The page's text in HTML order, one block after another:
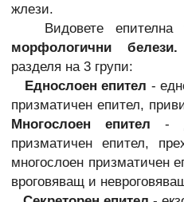
жлези.
Видовете епителна
морфологични
разделя на 3 групи:
Еднослоен епител -
призматичен епител,
Многослоен епител -
призматичен епител,
многослоен призматичен
вроговяващ и